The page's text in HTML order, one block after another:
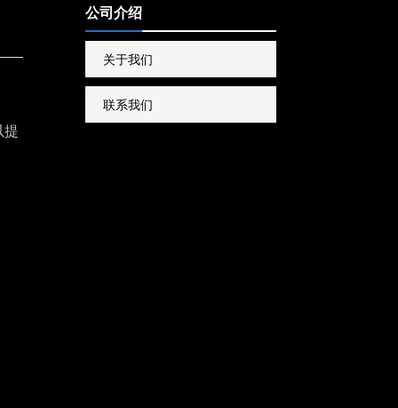
提
公司介绍
关于我们
联系我们